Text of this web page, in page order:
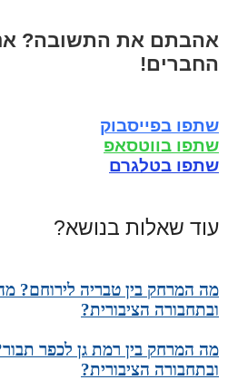
אהבתם את התשובה?
החברים!
שתפו בפייסבוק
שתפו בווטסאפ
שתפו בטלגרם
עוד שאלות בנושא?
מה המרחק בין טבריה לירוחם?
ובתחבורה הציבורית?
מה המרחק בין רמת גן לכפר
ובתחבורה הציבורית?